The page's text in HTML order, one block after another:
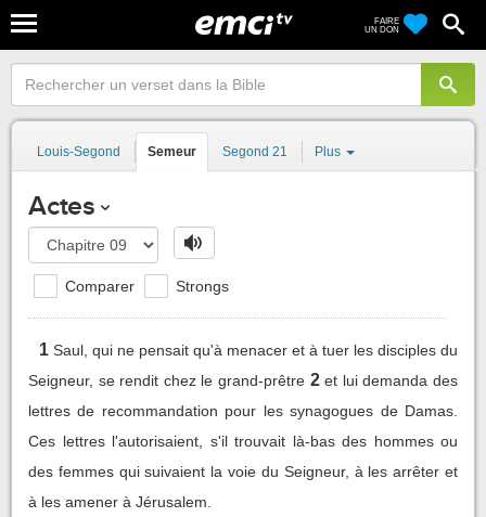
FAIRE
UN DON
Louis-Segond Semeur Segond 21 Plus
Actes
Comparer Strongs
1 Saul, qui ne pensait qu'à menacer et à tuer les disciples du
Seigneur, se rendit chez le grand-prêtre 2 et lui demanda des
lettres de recommandation pour les synagogues de Damas.
Ces lettres l'autorisaient, s'il trouvait là-bas des hommes ou
des femmes qui suivaient la voie du Seigneur, à les arrêter et
à les amener à Jérusalem.